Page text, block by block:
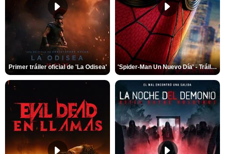
Primer tráiler oficial de 'La Odisea' 'Spider-Man Un Nuevo Día' - Tráiler oficial subtitulado